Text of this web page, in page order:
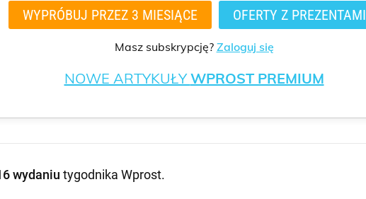
WYPRÓBUJ PRZEZ 3 MIESIĄCE OFERTY Z PREZENTAMI
Masz subskrypcję? Zaloguj się
NOWE ARTYKUŁYWPROST PREMIUM
wydaniu tygodnika Wprost.